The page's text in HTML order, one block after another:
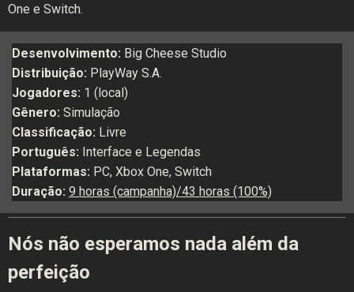
One e Switch.
Desenvolvimento: Big Cheese Studio
Distribuição: PlayWay S.A.
Jogadores: 1 (local)
Gênero: Simulação
Classificação: Livre
Português: Interface e Legendas
Plataformas: PC, Xbox One, Switch
Duração: 9 horas (campanha)/43 horas (100%)
Nós não esperamos nada além da
perfeição